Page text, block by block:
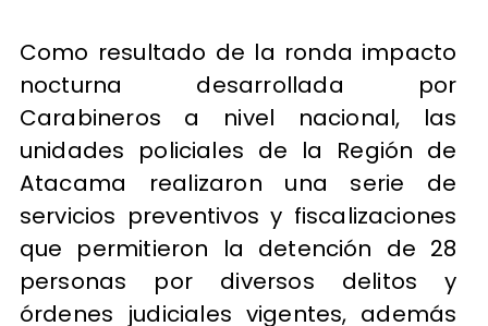
Como resultado de la ronda impacto
nocturna desarrollada por
Carabineros a nivel nacional, las
unidades policiales de la Región de
Atacama realizaron una serie de
servicios preventivos y fiscalizaciones
que permitieron la detención de 28
personas por diversos delitos y
órdenes judiciales vigentes, además